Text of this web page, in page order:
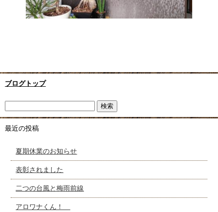
ブログトップ
最近の投稿
夏期休業のお知らせ
表彰されました
二つの台風と梅雨前線
アロワナくん！